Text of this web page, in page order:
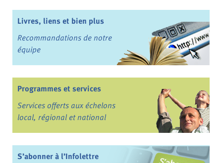
Livres, liens et bien plus
Recommandations de notre
équipe
Programmes et services
Services offerts aux échelons
local, régional et national
S’abonner à l’Infolettre